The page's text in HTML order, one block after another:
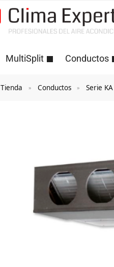
MultiSplit Conductos
Tienda » Conductos » Serie